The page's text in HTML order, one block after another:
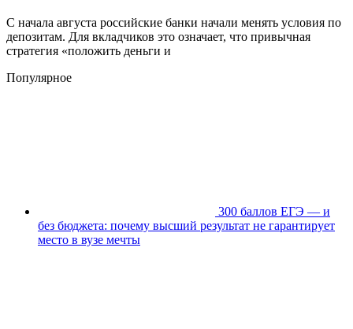
С начала августа российские банки начали менять условия по
депозитам. Для вкладчиков это означает, что привычная
стратегия «положить деньги и
Популярное
300 баллов ЕГЭ — и
без бюджета: почему высший результат не гарантирует
место в вузе мечты